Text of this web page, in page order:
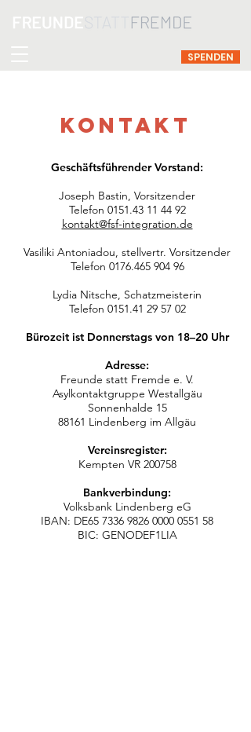
SPENDEN
Kontakt
Geschäftsführender Vorstand:
Joseph Bastin, Vorsitzender
Telefon 0151.43 11 44 92
kontakt@fsf-integration.de
Vasiliki Antoniadou, stellvertr. Vorsitzender
Telefon 0176.465 904 96
Lydia Nitsche, Schatzmeisterin
Telefon 0151.41 29 57 02
Bürozeit ist Donnerstags von 18–20 Uhr
Adresse:
Freunde statt Fremde e. V.
Asylkontaktgruppe Westallgäu
Sonnenhalde 15
88161 Lindenberg im Allgäu
Vereinsregister:
Kempten VR 200758
Bankverbindung:
Volksbank Lindenberg eG
IBAN: DE65 7336 9826 0000 0551 58
BIC: GENODEF1LIA